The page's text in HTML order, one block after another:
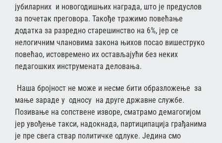
јубиларних и новогодишњих награда, што је предуслов
за почетак преговора. Такође тражимо повећање
додатка за разредно старешинство на 6%, јер се
нелогичним члановима закона њихов посао вишеструко
повећао, истовремено их остављајући без неких
педагошких инструмената деловања.
Наша бројност не може и несме бити образложење за
мање зараде у односу на друге државне службе.
Позивање на сопствене изворе, сматрамо демагогијом
јер увођење такси, надокнада, партиципација грађанима
је пре свега ствар политичке одлуке. Једина смо